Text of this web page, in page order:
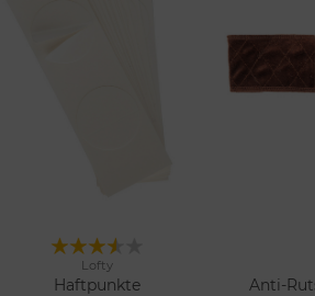
Merken
Lofty
Haftpunkte
Anti-